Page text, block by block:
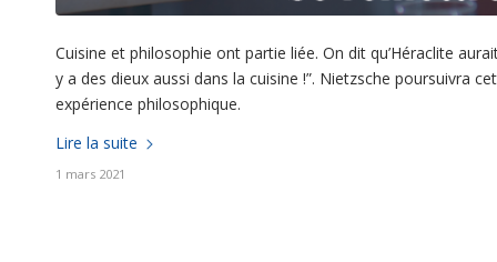
Cuisine et philosophie ont partie liée. On dit qu’Héraclite
y a des dieux aussi dans la cuisine !”. Nietzsche poursuivra
expérience philosophique.
Lire la suite
1 mars 2021